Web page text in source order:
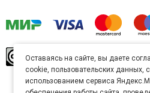
произведение
Commons
Непортированная
Карта сайта
Оставаясь на сайте, вы даете
cookie, пользовательских данных,
использованием сервиса